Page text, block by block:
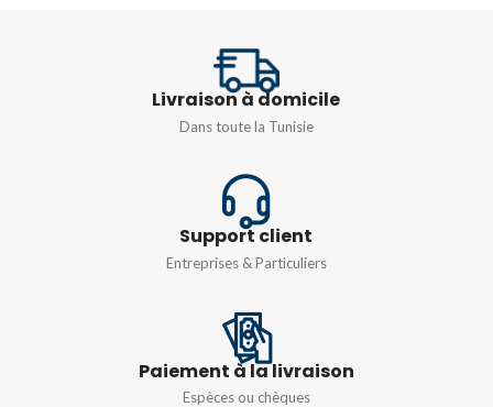
Techno-polymère injecté
2 modules, 3
DEGRÉ DE
PROTECTION
IP68
Livraison à domicile
Dans toute la Tunisie
Support client
Entreprises & Particuliers
Paiement à la livraison
Espèces ou chèques